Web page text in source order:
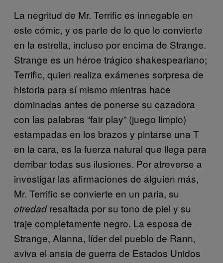
La negritud de Mr. Terrific es innegable en
este cómic, y es parte de lo que lo convierte
en la estrella, incluso por encima de Strange.
Strange es un héroe trágico shakespeariano;
Terrific, quien realiza exámenes sorpresa de
historia para sí mismo mientras hace
dominadas antes de ponerse su cazadora
con las palabras “fair play” (juego limpio)
estampadas en los brazos y pintarse una T
en la cara, es la fuerza natural que llega para
derribar todas sus ilusiones. Por atreverse a
investigar las afirmaciones de alguien más,
Mr. Terrific se convierte en un paria, su
otredadresaltada por su tono de piel y su
traje completamente negro. La esposa de
Strange, Alanna, líder del pueblo de Rann,
aviva el ansia de guerra de Estados Unidos